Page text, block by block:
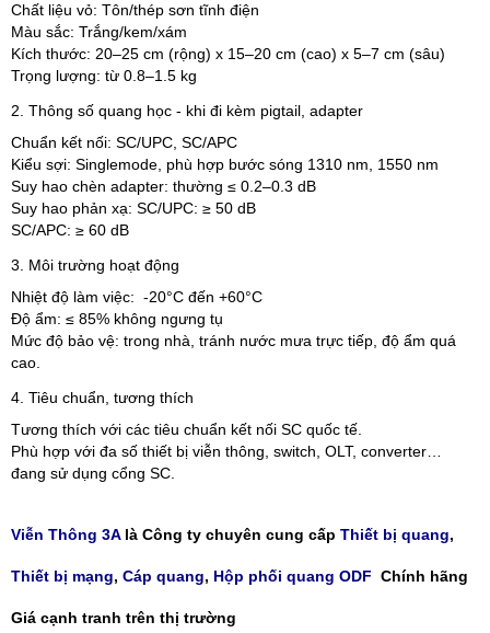
Chất liệu vỏ: Tôn/thép sơn tĩnh điện
Màu sắc: Trắng/kem/xám
Kích thước: 20–25 cm (rộng) x 15–20 cm (cao) x 5–7 cm (sâu)
Trọng lượng: từ 0.8–1.5 kg
2. Thông số quang học - khi đi kèm pigtail, adapter
Chuẩn kết nối: SC/UPC, SC/APC
Kiểu sợi: Singlemode, phù hợp bước sóng 1310 nm, 1550 nm
Suy hao chèn adapter: thường ≤ 0.2–0.3 dB
Suy hao phản xạ: SC/UPC: ≥ 50 dB
SC/APC: ≥ 60 dB
3. Môi trường hoạt động
Nhiệt độ làm việc: -20°C đến +60°C
Độ ẩm: ≤ 85% không ngưng tụ
Mức độ bảo vệ: trong nhà, tránh nước mưa trực tiếp, độ ẩm quá
cao.
4. Tiêu chuẩn, tương thích
Tương thích với các tiêu chuẩn kết nối SC quốc tế.
Phù hợp với đa số thiết bị viễn thông, switch, OLT, converter…
đang sử dụng cổng SC.
Viễn Thông 3Alà Công ty chuyên cung cấp Thiết bị quang,
Thiết bị mạng, Cáp quang, Hộp phối quang ODF Chính hãng
Giá cạnh tranh trên thị trường